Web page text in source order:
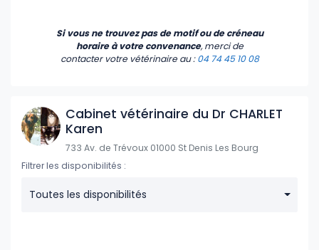
Si vous ne trouvez pas de motif ou de créneau
horaire à votre convenance, merci de
contacter votre vétérinaire au :04 74 45 10 08
Cabinet vétérinaire du Dr CHARLET
Karen
733 Av. de Trévoux 01000 St Denis Les Bourg
Filtrer les disponibilités :
Toutes les disponibilités